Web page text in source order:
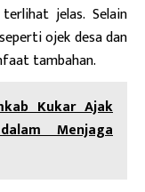
jelas. Selain
ojek desa dan
tambahan.
Kukar Ajak
Menjaga